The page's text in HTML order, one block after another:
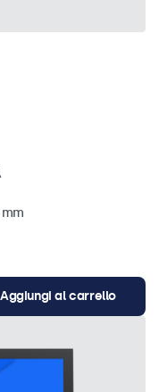
Aggiungi al carrello